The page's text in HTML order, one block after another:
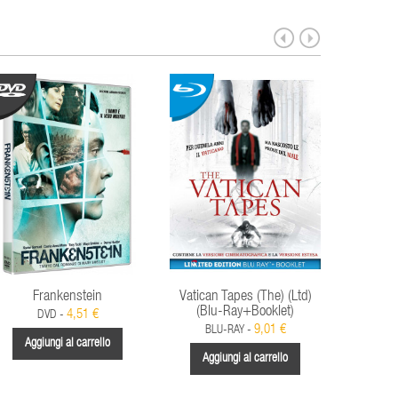
Frankenstein
DVD - 4,51 €
Aggiungi al carrello
Vatican Tapes (The) (Ltd)
(Blu-Ray+Booklet)
BLU-RAY - 9,01 €
Aggiungi al carrello